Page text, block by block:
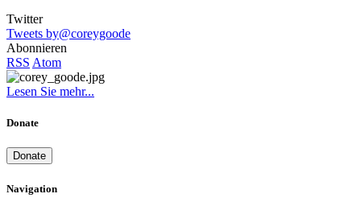
Twitter
Tweets by@coreygoode
Abonnieren
RSS Atom
Lesen Sie mehr...
Donate
Donate
Navigation